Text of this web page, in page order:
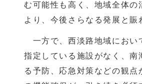
む可能性も高く、地域全体
より、今後さらなる発展と賑
一方で、西淡路地域におい
指定している施設がなく、南
る予防、応急対策などの観